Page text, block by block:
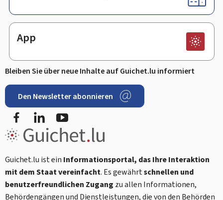
App
Bleiben Sie über neue Inhalte auf Guichet.lu informiert
Den Newsletter abonnieren
FacebookLinkedIn
Guichet.lu ist ein Informationsportal, das Ihre Interaktion
mit dem Staat vereinfacht. Es gewährtschnellen und
benutzerfreundlichen Zugang zu allen Informationen,
Behördengängen und Dienstleistungen, die von den Behörden